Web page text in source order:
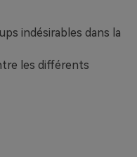
indésirables dans la
les différents